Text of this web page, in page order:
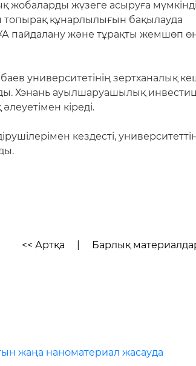
жүзеге асыруға
топырақ құнарлылығын бақылауда
пайдалану және тұрақты жемшөп
университетінің зертханалық
Хэнань ауылшаруашылық
кіреді.
кездесті,
<< Артқа Барлық
жаңа наноматериал жасауда